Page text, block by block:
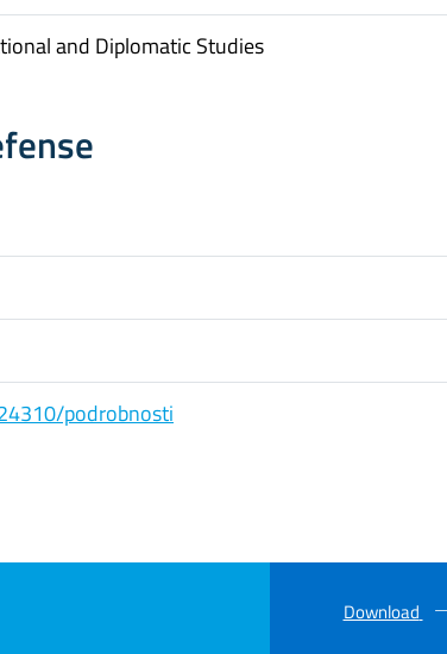
and Diplomatic Studies
podrobnosti
Download